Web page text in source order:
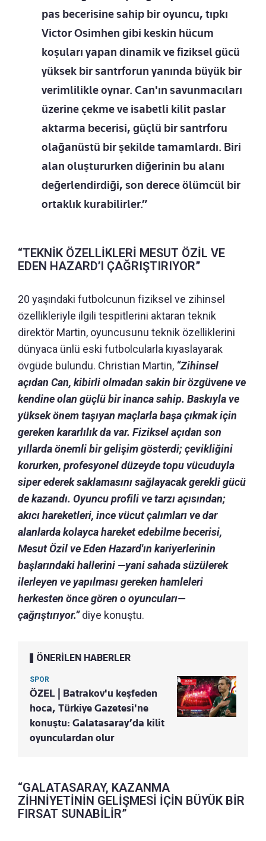
pas becerisine sahip bir oyuncu, tıpkı
Victor Osimhen gibi keskin hücum
koşuları yapan dinamik ve fiziksel gücü
yüksek bir santrforun yanında büyük bir
verimlilikle oynar. Can'ın savunmacıları
üzerine çekme ve isabetli kilit paslar
aktarma becerisi, güçlü bir santrforu
olağanüstü bir şekilde tamamlardı. Biri
alan oluştururken diğerinin bu alanı
değerlendirdiği, son derece ölümcül bir
ortaklık kurabilirler.”
“TEKNİK ÖZELLİKLERİ MESUT ÖZİL VE
EDEN HAZARD’I ÇAĞRIŞTIRIYOR”
20 yaşındaki futbolcunun fiziksel ve zihinsel
özellikleriyle ilgili tespitlerini aktaran teknik
direktör Martin, oyuncusunu teknik özelliklerini
dünyaca ünlü eski futbolcularla kıyaslayarak
övgüde bulundu. Christian Martin, “Zihinsel
açıdan Can, kibirli olmadan sakin bir özgüvene ve
kendine olan güçlü bir inanca sahip. Baskıyla ve
yüksek önem taşıyan maçlarla başa çıkmak için
gereken kararlılık da var. Fiziksel açıdan son
yıllarda önemli bir gelişim gösterdi; çevikliğini
korurken, profesyonel düzeyde topu vücuduyla
siper ederek saklamasını sağlayacak gerekli gücü
de kazandı. Oyuncu profili ve tarzı açısından;
akıcı hareketleri, ince vücut çalımları ve dar
alanlarda kolayca hareket edebilme becerisi,
Mesut Özil ve Eden Hazard'ın kariyerlerinin
başlarındaki hallerini —yani sahada süzülerek
ilerleyen ve yapılması gereken hamleleri
herkesten önce gören o oyuncuları—
çağrıştırıyor.”diye konuştu.
ÖNERİLEN HABERLER
SPOR
ÖZEL | Batrakov'u keşfeden
hoca, Türkiye Gazetesi'ne
konuştu: Galatasaray’da kilit
oyunculardan olur
“GALATASARAY, KAZANMA
ZİHNİYETİNİN GELİŞMESİ İÇİN BÜYÜK BİR
FIRSAT SUNABİLİR”